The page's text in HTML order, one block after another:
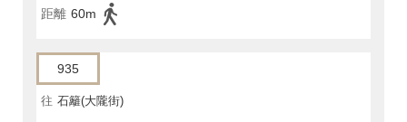
距離 60m
935
往 石籬(大隴街)